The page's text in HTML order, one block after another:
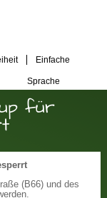
Einfache
Sprache
für
(B66) und des